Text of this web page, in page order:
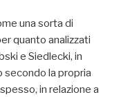
una sorta di
quanto analizzati
e Siedlecki, in
secondo la propria
in relazione a